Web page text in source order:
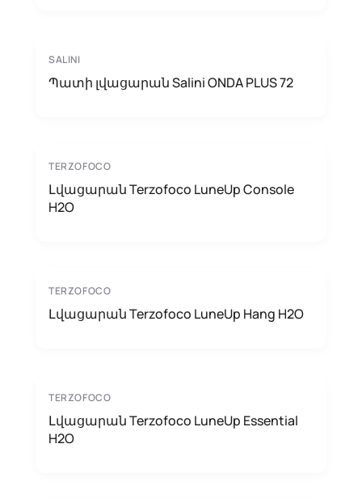
SALINI
Պատի լվացարան Salini ONDA PLUS 72
TERZOFOCO
Լվացարան Terzofoco LuneUp Console
H2O
TERZOFOCO
Լվացարան Terzofoco LuneUp Hang H2O
TERZOFOCO
Լվացարան Terzofoco LuneUp Essential
H2O